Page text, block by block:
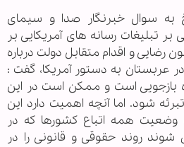
سوال خبرنگار صدا و سیمای
بر تبلیغات رسانه های آمریکایی بر
و اقدام متقابل دولت درباره
در عربستان به دستور آمریکا، گفت :
بازجویی است و ممکن است در این
شود. اما آنچه اهمیت دارد این
همه اتباع کشورها که در
روند حقوقی و قانونی را در